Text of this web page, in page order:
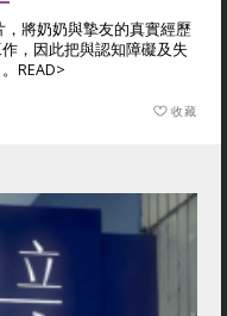
，將奶奶與摯友的真實經歷
，因此把與認知障礙及失
READ>
收藏